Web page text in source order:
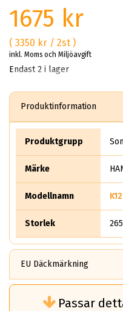
1675 kr
( 3350 kr / 2st )
inkl. Moms och Miljöavgift
Endast 2 i lager
Produktinformation
Produktgrupp
Märke
Modellnamn
Storlek
EU Däckmärkning
bränsleförbrukningen)
Passar